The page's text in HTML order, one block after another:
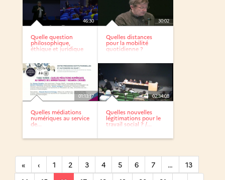
46:30
Quelle question
philosophique,
éthique et juridique
30:02
Quelles distances
pour la mobilité
quotidienne ?
01:13:17
Quelles médiations
numériques au service
de...
02:34:08
Quelles nouvelles
légitimations pour le
travail social ? /...
« ‹ 1 2 3 4 5 6 7 …
13